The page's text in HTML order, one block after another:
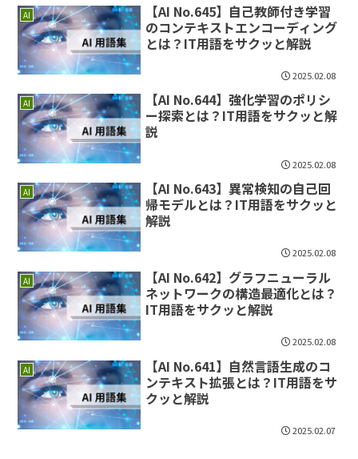
AI
【AI No.645】自己教師付き学習
のコンテキストエンコーディング
とは？IT用語をサクッと解説
2025.02.08
AI
【AI No.644】強化学習のポリシ
ー探索とは？IT用語をサクッと解
説
2025.02.08
AI
【AI No.643】異常検知の自己回
帰モデルとは？IT用語をサクッと
解説
2025.02.08
AI
【AI No.642】グラフニューラル
ネットワークの構造最適化とは？
IT用語をサクッと解説
2025.02.08
AI
【AI No.641】自然言語生成のコ
ンテキスト拡張とは？IT用語をサ
クッと解説
2025.02.07